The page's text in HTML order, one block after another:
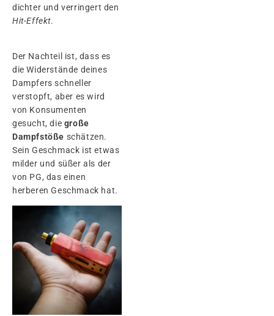
dichter und verringert den
Hit-Effekt.
Der Nachteil ist, dass es
die Widerstände deines
Dampfers schneller
verstopft, aber es wird
von Konsumenten
gesucht, die große
Dampfstöße schätzen.
Sein Geschmack ist etwas
milder und süßer als der
von PG, das einen
herberen Geschmack hat.